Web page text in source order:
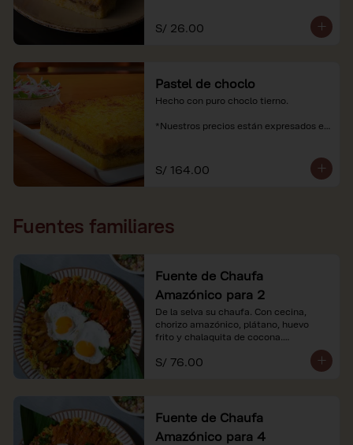
soles e incluyen impuestos de ley y
recargo al consumo.
S/ 26.00
Pastel de choclo
Hecho con puro choclo tierno.
*Nuestros precios están expresados en
S/ 164.00
Fuentes familiares
Fuente de Chaufa
Amazónico para 2
De la selva su chaufa. Con cecina,
chorizo amazónico, plátano, huevo
frito y chalaquita de cocona.
*Imágenes referenciales.
*Nuestros precios están expresados en
S/ 76.00
Fuente de Chaufa
Amazónico para 4